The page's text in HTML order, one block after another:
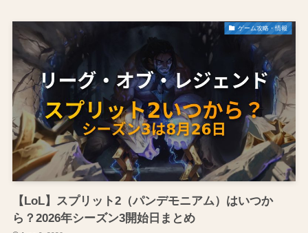
ゲーム攻略・情報
【LoL】スプリット2（パンデモニアム）はいつか
ら？2026年シーズン3開始日まとめ